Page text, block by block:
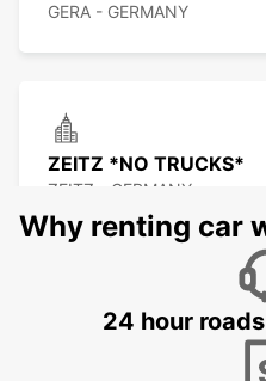
GERA - GERMANY
ZEITZ *NO TRUCKS*
ZEITZ - GERMANY
Why renting car
24 hour